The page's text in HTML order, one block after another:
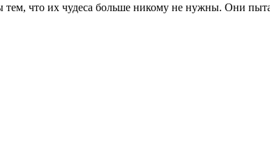
что их чудеса больше никому не нужны. Они